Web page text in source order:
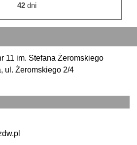
42dni
11 im. Stefana Żeromskiego
ul. Żeromskiego 2/4